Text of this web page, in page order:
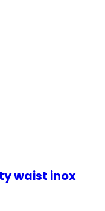
waist inox